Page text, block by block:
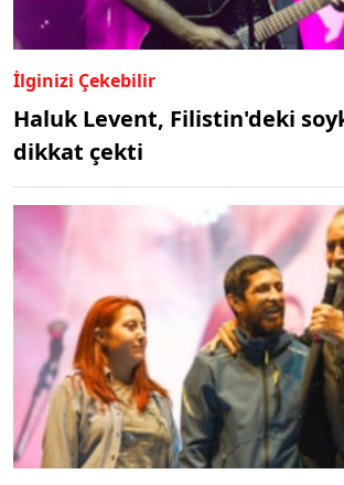
İlginizi Çekebilir
Haluk Levent, Filistin'deki
dikkat çekti